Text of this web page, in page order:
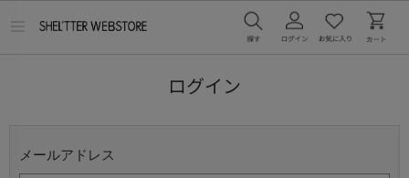
ログイン
メールアドレス